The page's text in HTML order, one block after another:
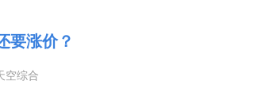
要涨价？
空综合